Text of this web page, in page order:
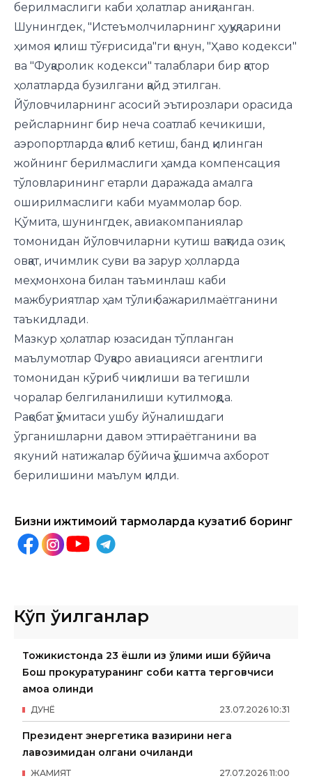
берилмаслиги каби ҳолатлар аниқланган.
Шунингдек, "Истеъмолчиларнинг ҳуқуқларини
ҳимоя қилиш тўғрисида"ги қонун, "Ҳаво кодекси"
ва "Фуқаролик кодекси" талаблари бир қатор
ҳолатларда бузилгани қайд этилган.
Йўловчиларнинг асосий эътирозлари орасида
рейсларнинг бир неча соатлаб кечикиши,
аэропортларда қолиб кетиш, банд қилинган
жойнинг берилмаслиги ҳамда компенсация
тўловларининг етарли даражада амалга
оширилмаслиги каби муаммолар бор.
Қўмита, шунингдек, авиакомпаниялар
томонидан йўловчиларни кутиш вақтида озиқ-
овқат, ичимлик суви ва зарур ҳолларда
меҳмонхона билан таъминлаш каби
мажбуриятлар ҳам тўлиқ бажарилмаётганини
таъкидлади.
Мазкур ҳолатлар юзасидан тўпланган
маълумотлар Фуқаро авиацияси агентлиги
томонидан кўриб чиқилиши ва тегишли
чоралар белгиланилиши кутилмоқда.
Рақобат қўмитаси ушбу йўналишдаги
ўрганишларни давом эттираётганини ва
якуний натижалар бўйича қўшимча ахборот
берилишини маълум қилди.
Бизни ижтимоий тармоқларда кузатиб боринг
Кўп ўқилганлар
Тожикистонда 23 ёшли қиз ўлими иши бўйича
Бош прокуратуранинг собиқ катта терговчиси
қамоққа олинди
23.07.2026 10:31
ДУНË
Президент энергетика вазирини нега
лавозимидан олгани очиқланди
27.07.2026 11:00
ЖАМИЯТ